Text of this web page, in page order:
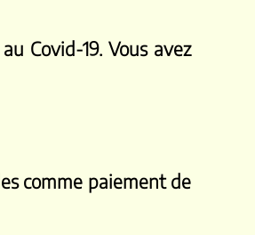
Covid-19. Vous avez
comme paiement de